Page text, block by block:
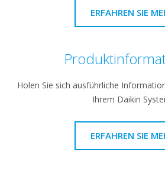
ERFAHREN SIE
Holen Sie sich ausführliche
Ihrem Daikin
ERFAHREN SIE